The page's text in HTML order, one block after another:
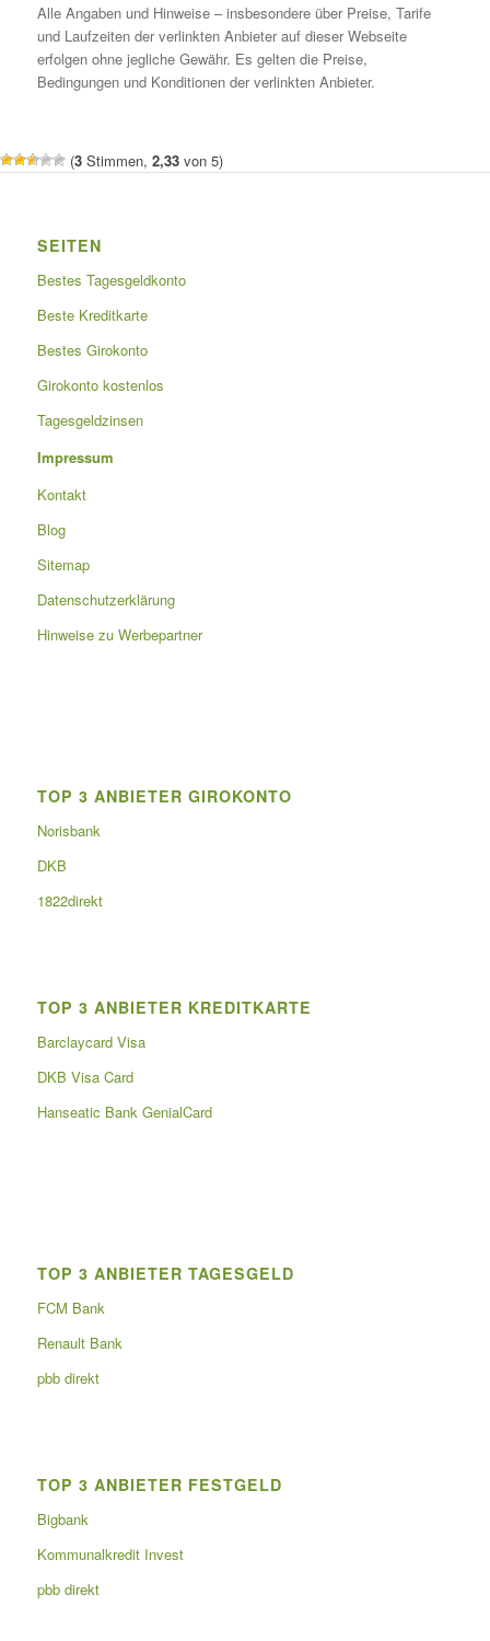
Alle Angaben und Hinweise – insbesondere über Preise, Tarife
und Laufzeiten der verlinkten Anbieter auf dieser Webseite
erfolgen ohne jegliche Gewähr. Es gelten die Preise,
Bedingungen und Konditionen der verlinkten Anbieter.
(3 Stimmen, 2,33 von 5)
SEITEN
Bestes Tagesgeldkonto
Beste Kreditkarte
Bestes Girokonto
Girokonto kostenlos
Tagesgeldzinsen
Impressum
Kontakt
Blog
Sitemap
Datenschutzerklärung
Hinweise zu Werbepartner
TOP 3 ANBIETER GIROKONTO
Norisbank
DKB
1822direkt
TOP 3 ANBIETER KREDITKARTE
Barclaycard Visa
DKB Visa Card
Hanseatic Bank GenialCard
TOP 3 ANBIETER TAGESGELD
FCM Bank
Renault Bank
pbb direkt
TOP 3 ANBIETER FESTGELD
Bigbank
Kommunalkredit Invest
pbb direkt